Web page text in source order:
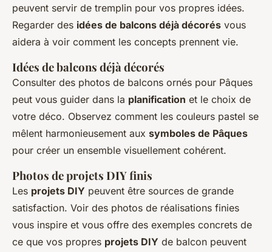
peuvent servir de tremplin pour vos propres idées.
Regarder des idées de balcons déjà décorés vous
aidera à voir comment les concepts prennent vie.
Idées de balcons déjà décorés
Consulter des photos de balcons ornés pour Pâques
peut vous guider dans la planification et le choix de
votre déco. Observez comment les couleurs pastel se
mêlent harmonieusement aux symboles de Pâques
pour créer un ensemble visuellement cohérent.
Photos de projets DIY finis
Les projets DIY peuvent être sources de grande
satisfaction. Voir des photos de réalisations finies
vous inspire et vous offre des exemples concrets de
ce que vos propres projets DIY de balcon peuvent